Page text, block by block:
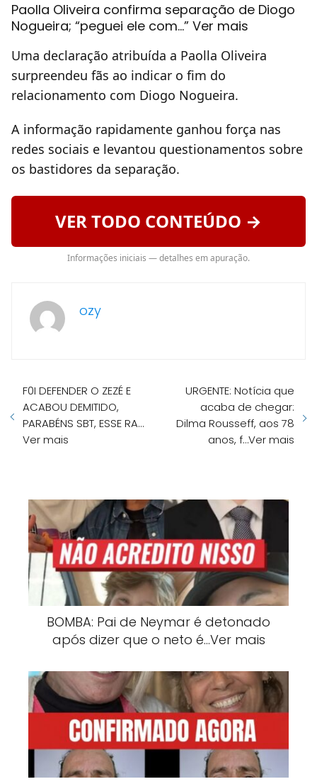
Paolla Oliveira confirma separação de Diogo
Nogueira; “peguei ele com…” Ver mais
Uma declaração atribuída a Paolla Oliveira
surpreendeu fãs ao indicar o fim do
relacionamento com Diogo Nogueira.
A informação rapidamente ganhou força nas
redes sociais e levantou questionamentos sobre
os bastidores da separação.
VER TODO CONTEÚDO →
Informações iniciais — detalhes em apuração.
ozy
F0I DEFENDER O ZEZÉ E
ACABOU DEMITIDO,
PARABÉNS SBT, ESSE RA…
Ver mais
URGENTE: Notícia que
acaba de chegar:
Dilma Rousseff, aos 78
anos, f…Ver mais
BOMBA: Pai de Neymar é detonado
após dizer que o neto é…Ver mais